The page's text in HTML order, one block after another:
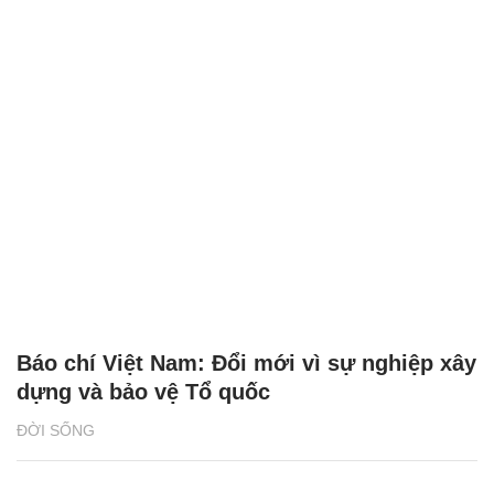
ĐỜI SỐNG
Báo chí Việt Nam: Đổi mới vì sự nghiệp xây
dựng và bảo vệ Tổ quốc